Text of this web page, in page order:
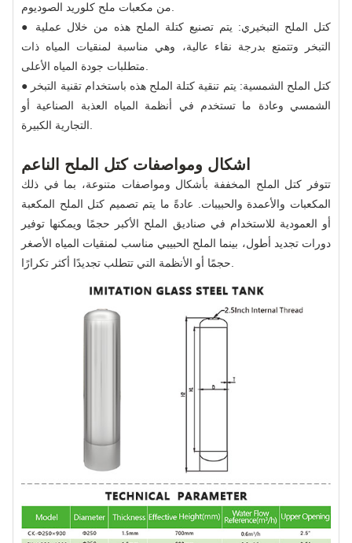
● كتل الملح التبخيري: يتم تصنيع كتلة الملح هذه من خلال عملية
التبخر وتتمتع بدرجة نقاء عالية، وهي مناسبة لمنقيات المياه ذات
● كتل الملح الشمسية: يتم تنقية كتلة الملح هذه باستخدام تقنية التبخر
الشمسي وعادة ما تستخدم في أنظمة المياه العذبة الصناعية أو
اشكال ومواصفات كتل الملح الناعم
تتوفر كتل الملح المخففة بأشكال ومواصفات متنوعة، بما في ذلك
المكعبات والأعمدة والحبيبات. عادةً ما يتم تصميم كتل الملح المكعبة
أو العمودية للاستخدام في صناديق الملح الأكبر حجمًا ويمكنها توفير
دورات تجديد أطول، بينما الملح الحبيبي مناسب لمنقيات المياه الأصغر